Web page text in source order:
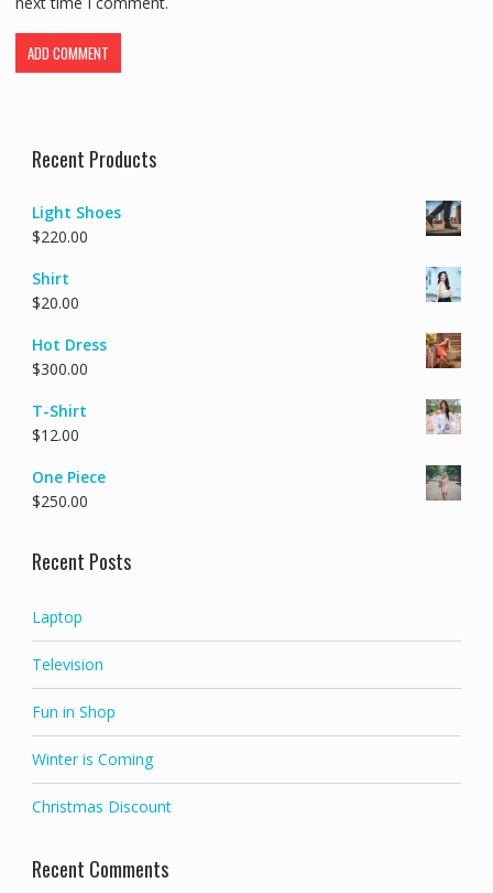
Recent Products
Light Shoes
$220.00
Shirt
$20.00
Hot Dress
$300.00
T-Shirt
$12.00
One Piece
$250.00
Recent Posts
Laptop
Television
Fun in Shop
Winter is Coming
Christmas Discount
Recent Comments